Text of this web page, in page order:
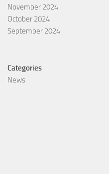
November 2024
October 2024
September 2024
Categories
News